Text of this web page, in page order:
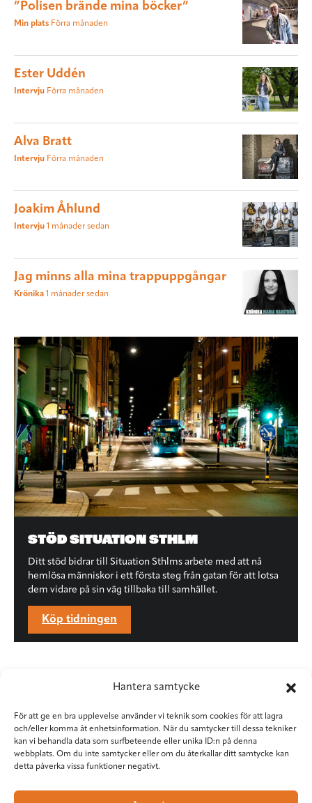
Hantera samtycke
För att ge en bra upplevelse använder vi teknik som cookies för att lagra
och/eller komma åt enhetsinformation. När du samtycker till dessa tekniker
kan vi behandla data som surfbeteende eller unika ID:n på denna
webbplats. Om du inte samtycker eller om du återkallar ditt samtycke kan
detta påverka vissa funktioner negativt.
”Polisen brände mina böcker”
Min plats Förra månaden
Ester Uddén
Intervju Förra månaden
Alva Bratt
Intervju Förra månaden
Joakim Åhlund
Intervju 1 månader sedan
Jag minns alla mina trappuppgångar
Krönika 1 månader sedan
STÖD SITUATION STHLM
Ditt stöd bidrar till Situation Sthlms arbete med att nå
hemlösa människor i ett första steg från gatan för att lotsa
dem vidare på sin väg tillbaka till samhället.
Köp tidningen
Situation Sthlm
Torkel Knutssongatan 37